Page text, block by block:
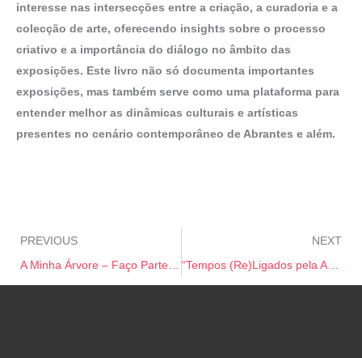
interesse nas intersecções entre a criação, a curadoria e a
colecção de arte, oferecendo insights sobre o processo
criativo e a importância do diálogo no âmbito das
exposições. Este livro não só documenta importantes
exposições, mas também serve como uma plataforma para
entender melhor as dinâmicas culturais e artísticas
presentes no cenário contemporâneo de Abrantes e além.
PREVIOUS
NEXT
“Tempos (Re)Ligados pela Arte”, APEI